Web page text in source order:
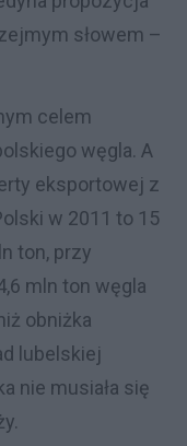
słowem –
celem
węgla. A
eksportowej z
w 2011 to 15
ton, przy
mln ton węgla
obniżka
lubelskiej
nie musiała się